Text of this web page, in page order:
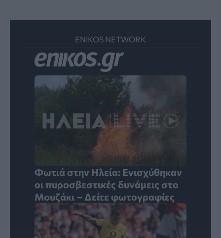
ENIKOS NETWORK
Φωτιά στην Ηλεία: Ενισχύθηκαν
οι πυροσβεστικές δυνάμεις στο
Μουζάκι – Δείτε φωτογραφίες